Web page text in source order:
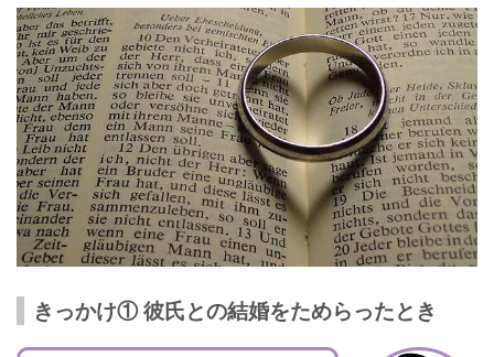
きっかけ① 彼氏との結婚をためらったとき